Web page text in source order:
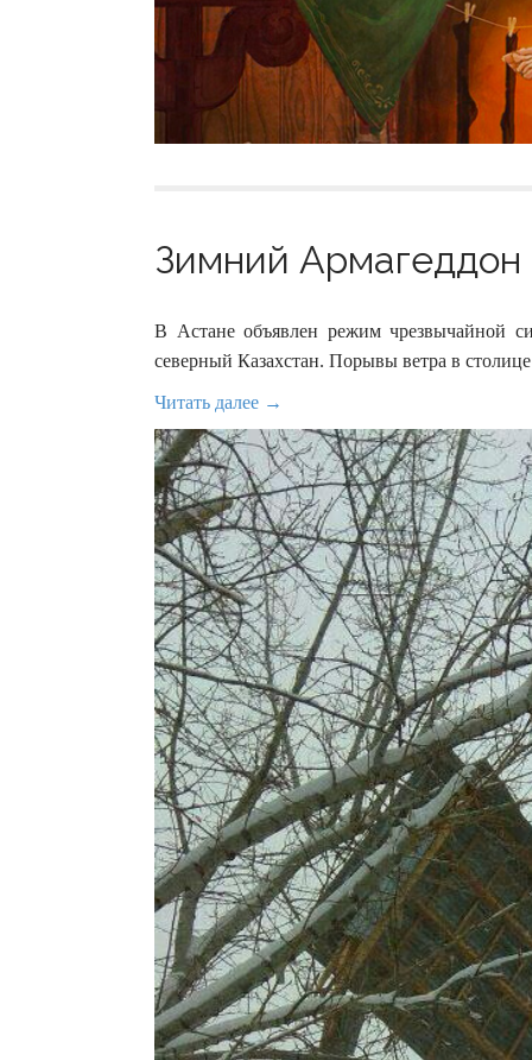
Зимний Армагеддон
В Астане объявлен режим чрезвычайной
северный Казахстан. Порывы ветра в
Читать далее →